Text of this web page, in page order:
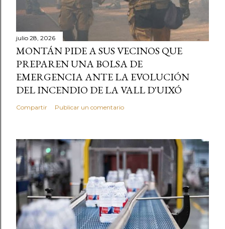
julio 28, 2026
MONTÁN PIDE A SUS VECINOS QUE
PREPAREN UNA BOLSA DE
EMERGENCIA ANTE LA EVOLUCIÓN
DEL INCENDIO DE LA VALL D'UIXÓ
Compartir Publicar un comentario